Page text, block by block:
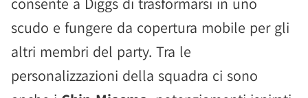
scudo e fungere da copertura mobile per gli
altri membri del party. Tra le
personalizzazioni della squadra ci sono